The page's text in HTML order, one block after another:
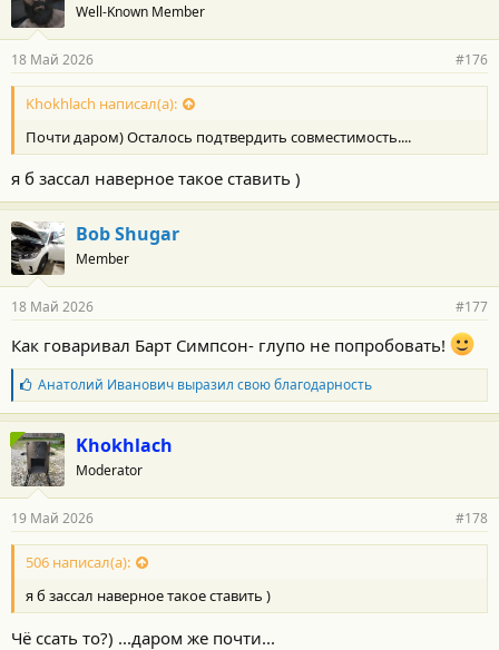
Well-Known Member
18 Май 2026 #176
Khokhlach написал(а):
Почти даром) Осталось подтвердить совместимость....
я б зассал наверное такое ставить )
Bob Shugar
Member
18 Май 2026 #177
Как говаривал Барт Симпсон- глупо не попробовать!
Б
л
а
г
о
д
а
н
о
с
и
:
Анатолий Ивановичвыразил свою благодарность
Khokhlach
Moderator
19 Май 2026 #178
506 написал(а):
я б зассал наверное такое ставить )
Чё ссать то?) ...даром же почти...